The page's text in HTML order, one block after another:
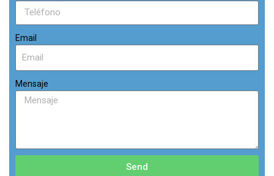
Email
Mensaje
Send